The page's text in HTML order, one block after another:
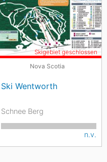
Nova Scotia
Ski Wentworth
Skigebiet geschlossen
Schnee Berg
n.v.